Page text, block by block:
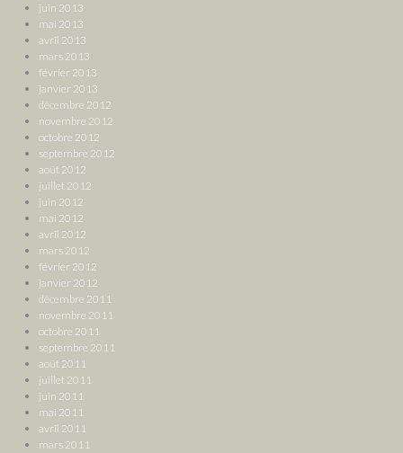
juin 2013
mai 2013
avril 2013
mars 2013
février 2013
janvier 2013
décembre 2012
novembre 2012
octobre 2012
septembre 2012
août 2012
juillet 2012
juin 2012
mai 2012
avril 2012
mars 2012
février 2012
janvier 2012
décembre 2011
novembre 2011
octobre 2011
septembre 2011
août 2011
juillet 2011
juin 2011
mai 2011
avril 2011
mars 2011